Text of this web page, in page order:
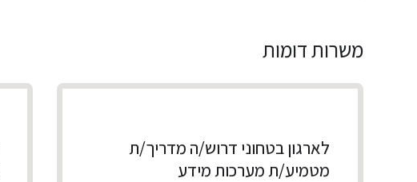
משרות דומות
לארגון בטחוני דרוש/ה מדריך/ת
מטמיע/ת מערכות מידע